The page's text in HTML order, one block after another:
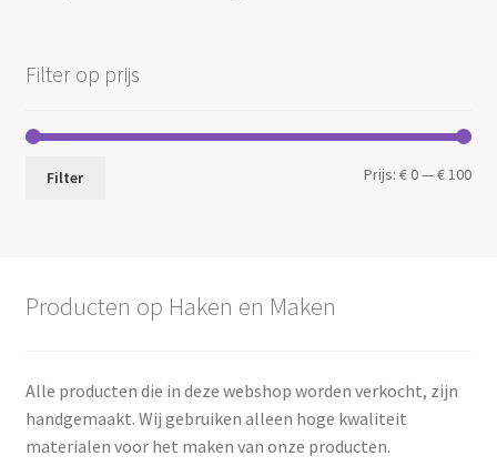
Filter op prijs
Min.
Filter Prijs:€ 0—€ 100
Producten op Haken en Maken
Alle producten die in deze webshop worden verkocht, zijn
handgemaakt. Wij gebruiken alleen hoge kwaliteit
materialen voor het maken van onze producten.